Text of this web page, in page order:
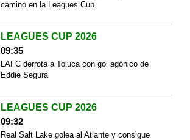
camino en la Leagues Cup
LEAGUES CUP 2026
09:35
LAFC derrota a Toluca con gol agónico de
Eddie Segura
LEAGUES CUP 2026
09:32
Real Salt Lake golea al Atlante y consigue